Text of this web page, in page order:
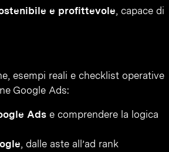
e profittevole, capace di
esempi reali e checklist operative
Google Ads:
Ads e comprendere la logica
, dalle aste all’ad rank